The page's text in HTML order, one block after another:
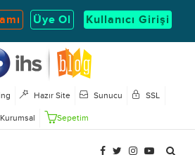
Üye Ol Kullanıcı Girişi
Hazır Site Sunucu SSL
Kurumsal Sepetim